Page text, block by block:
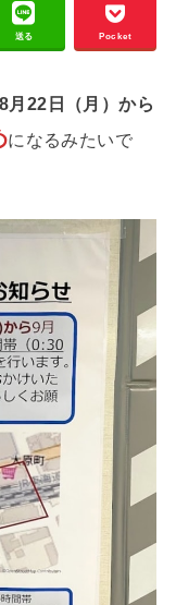
送る Pocket
8月22日（月）から
になるみたいで